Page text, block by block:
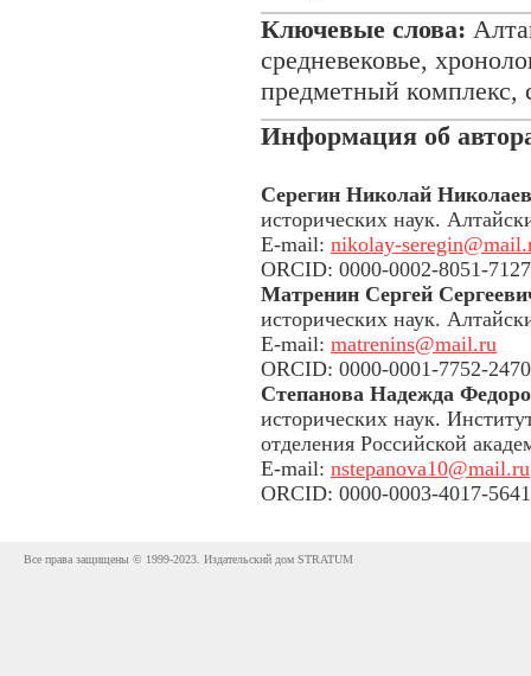
Ключевые слова:
средневековье,
предметный комплекс,
Информация об
Серегин Николай
исторических наук.
E-mail: nikolay-
ORCID: 0000-0002-8051-7127
Матренин Сергей
исторических наук.
E-mail: matrenins@mail.ru
ORCID: 0000-0001-7752-2470
Степанова Надежда
исторических наук.
отделения Российской
E-mail: nstepanova10@mail.ru
ORCID: 0000-0003-4017-5641
Все права защищены © 1999-2023. Издательский дом STRATUM